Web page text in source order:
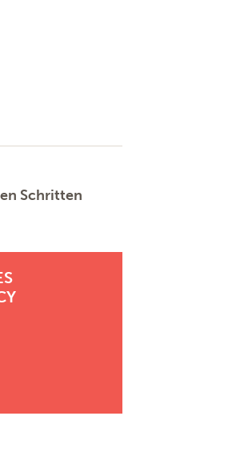
Schritten